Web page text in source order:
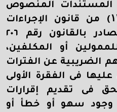
المستندات المنصوص
من قانون الإجراءات
الضريبية الموحد الصادر بالقانون رقم ٢٠٦
أو المكلفين،
الضريبية عن الفترات
فى الفقرة الأولى
فى تقديم إقرارات
وجود سهو أو خطأ أو